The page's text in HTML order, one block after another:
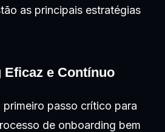
as principais estratégias
Eficaz e Contínuo
passo crítico para
de onboarding bem